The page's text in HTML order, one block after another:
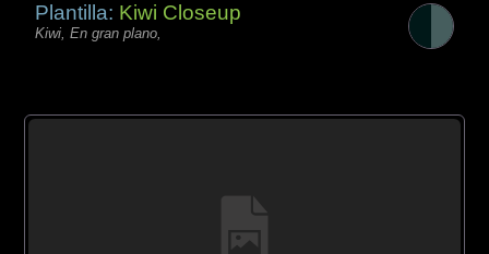
Plantilla: Kiwi Closeup
Kiwi, En gran plano,